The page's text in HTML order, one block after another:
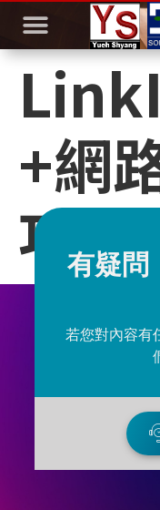
+網
功能
有疑問
若您對內容有